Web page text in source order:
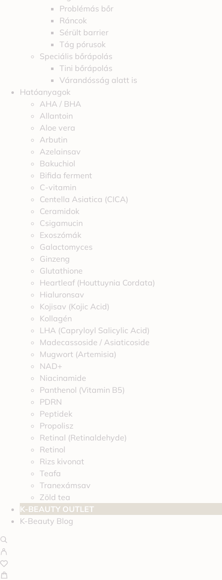
Problémás bőr
Ráncok
Sérült barrier
Tág pórusok
Speciális bőrápolás
Tini bőrápolás
Várandósság alatt is
Hatóanyagok
AHA / BHA
Allantoin
Aloe vera
Arbutin
Azelainsav
Bakuchiol
Bifida ferment
C-vitamin
Centella Asiatica (CICA)
Ceramidok
Csigamucin
Exoszómák
Galactomyces
Ginzeng
Glutathione
Heartleaf (Houttuynia Cordata)
Hialuronsav
Kojisav (Kojic Acid)
Kollagén
LHA (Capryloyl Salicylic Acid)
Madecassoside / Asiaticoside
Mugwort (Artemisia)
NAD+
Niacinamide
Panthenol (Vitamin B5)
PDRN
Peptidek
Propolisz
Retinal (Retinaldehyde)
Retinol
Rizs kivonat
Teafa
Tranexámsav
Zöld tea
K-BEAUTY OUTLET
K-Beauty Blog